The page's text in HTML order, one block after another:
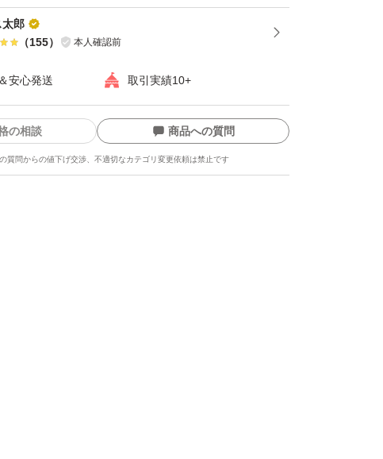
太郎
（155） 本人確認前
安心発送 取引実績10+
す
す
ります
の相談 商品への質問
質問からの値下げ交渉、不適切なカテゴリ変更依頼は禁止です